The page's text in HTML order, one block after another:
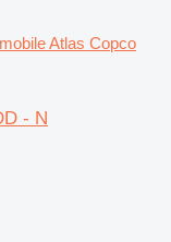
Atlas Copco
- N